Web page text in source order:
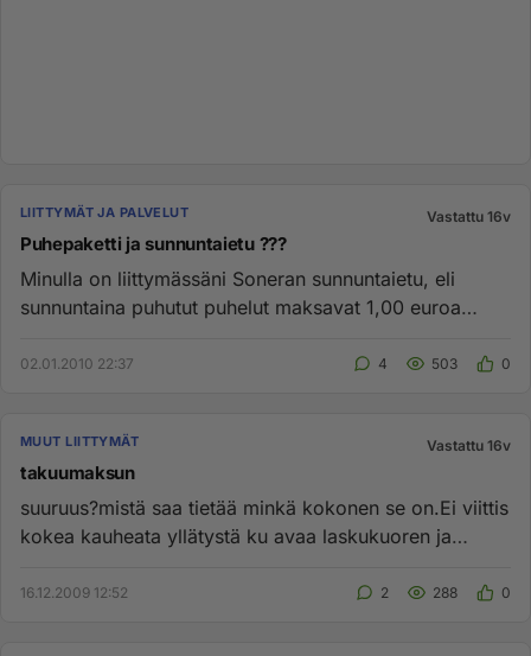
LIITTYMÄT JA PALVELUT Vastattu 16v
Puhepaketti ja sunnuntaietu ???
Minulla on liittymässäni Soneran sunnuntaietu, eli
sunnuntaina puhutut puhelut maksavat 1,00 euroa
02.01.2010 22:37 4 503 0
MUUT LIITTYMÄT Vastattu 16v
takuumaksun
suuruus?mistä saa tietää minkä kokonen se on.Ei viittis
kokea kauheata yllätystä ku avaa laskukuoren ja
16.12.2009 12:52 2 288 0